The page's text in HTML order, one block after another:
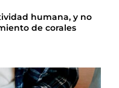
humana, y no
de corales